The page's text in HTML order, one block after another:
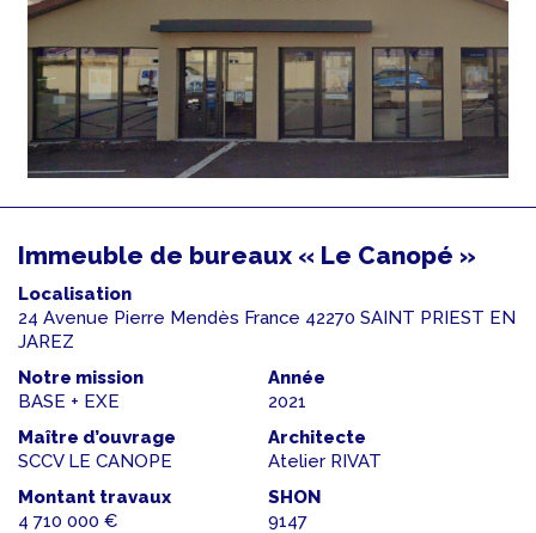
Immeuble de bureaux « Le Canopé »
Localisation
24 Avenue Pierre Mendès France 42270 SAINT PRIEST EN
JAREZ
Notre mission
BASE + EXE
Année
2021
Maître d’ouvrage
SCCV LE CANOPE
Architecte
Atelier RIVAT
Montant travaux
4 710 000 €
SHON
9147